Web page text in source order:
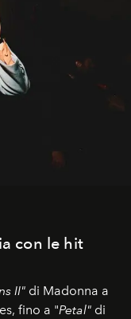
con le hit
II" di Madonna a
fino a "Petal" di